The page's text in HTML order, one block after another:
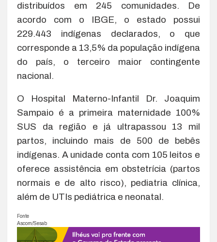
distribuídos em 245 comunidades. De
acordo com o IBGE, o estado possui
229.443 indígenas declarados, o que
corresponde a 13,5% da população indígena
do país, o terceiro maior contingente
nacional.
O Hospital Materno-Infantil Dr. Joaquim
Sampaio é a primeira maternidade 100%
SUS da região e já ultrapassou 13 mil
partos, incluindo mais de 500 de bebês
indígenas. A unidade conta com 105 leitos e
oferece assistência em obstetrícia (partos
normais e de alto risco), pediatria clínica,
além de UTIs pediátrica e neonatal.
Fonte
Ascom/Sesab